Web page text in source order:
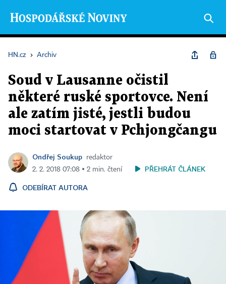
HN.cz › Archiv
Soud v Lausanne očistil
některé ruské sportovce. Není
ale zatím jisté, jestli budou
moci startovat v Pchjongčangu
Ondřej Soukup
redaktor
2. 2. 2018 07:08 ▪ 2 min. čtení
PŘEHRÁT ČLÁNEK
ODEBÍRAT AUTORA